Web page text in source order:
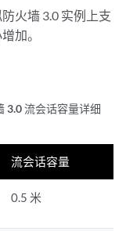
防火墙 3.0 实例上支
加。
3.0 流会话容量详细
流会话容量
0.5 米